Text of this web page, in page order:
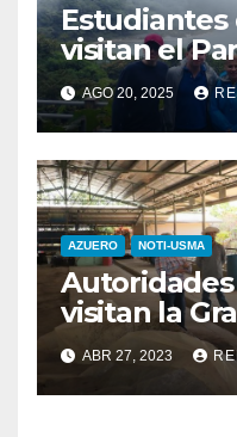
Estudiantes
visitan el
Volcán
AGO 20, 2025
AZUERO NOTI-USMA
Autoridades
visitan la
conocer
sostenibles
ABR 27, 2023